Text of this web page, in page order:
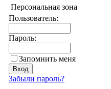
Персональная зона
Пользователь:
Пароль:
Запомнить меня
Забыли пароль?